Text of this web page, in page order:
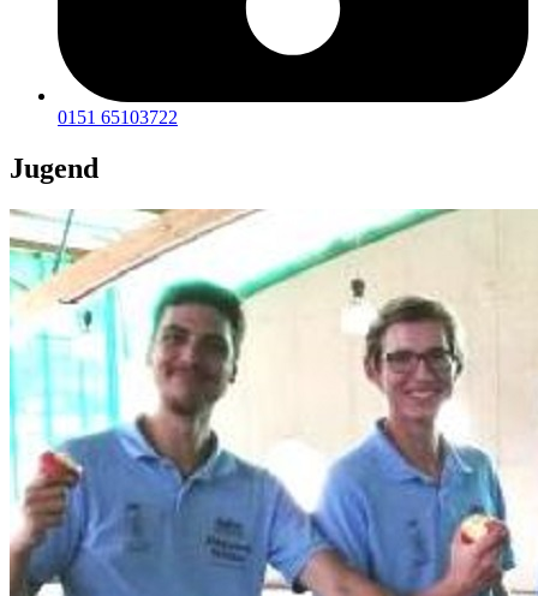
0151 65103722
Jugend